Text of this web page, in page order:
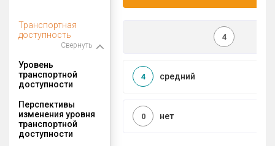
Транспортная
доступность
Свернуть
4
Уровень
транспортной
доступности
средний
4
Перспективы
изменения уровня
транспортной
доступности
нет
0